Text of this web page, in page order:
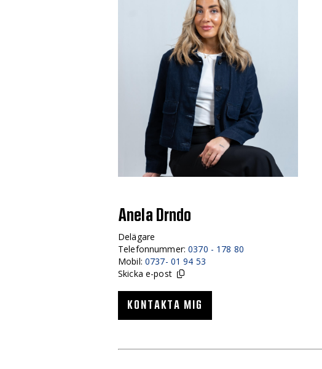
Anela Drndo
Delägare
Telefonnummer:0370 - 178 80
Mobil: 0737- 01 94 53
Skicka e-post
KONTAKTA MIG